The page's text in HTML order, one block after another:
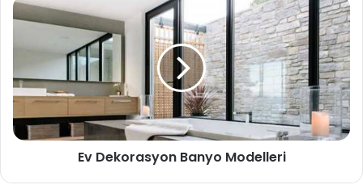
Ev Dekorasyon Banyo Modelleri